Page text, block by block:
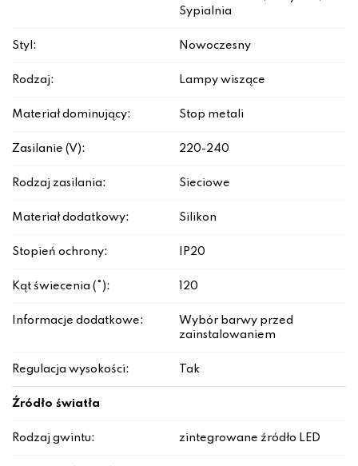
Sypialnia
Styl: Nowoczesny
Rodzaj: Lampy wiszące
Materiał dominujący: Stop metali
Zasilanie (V): 220-240
Rodzaj zasilania: Sieciowe
Materiał dodatkowy: Silikon
Stopień ochrony: IP20
Kąt świecenia (°): 120
Informacje dodatkowe:
Wybór barwy przed
zainstalowaniem
Regulacja wysokości: Tak
Źródło światła
Rodzaj gwintu: zintegrowane źródło LED